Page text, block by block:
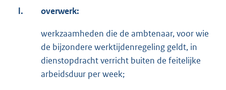
l. overwerk:
werkzaamheden die de ambtenaar, voor wie
de bijzondere werktijdenregeling geldt, in
dienstopdracht verricht buiten de feitelijke
arbeidsduur per week;